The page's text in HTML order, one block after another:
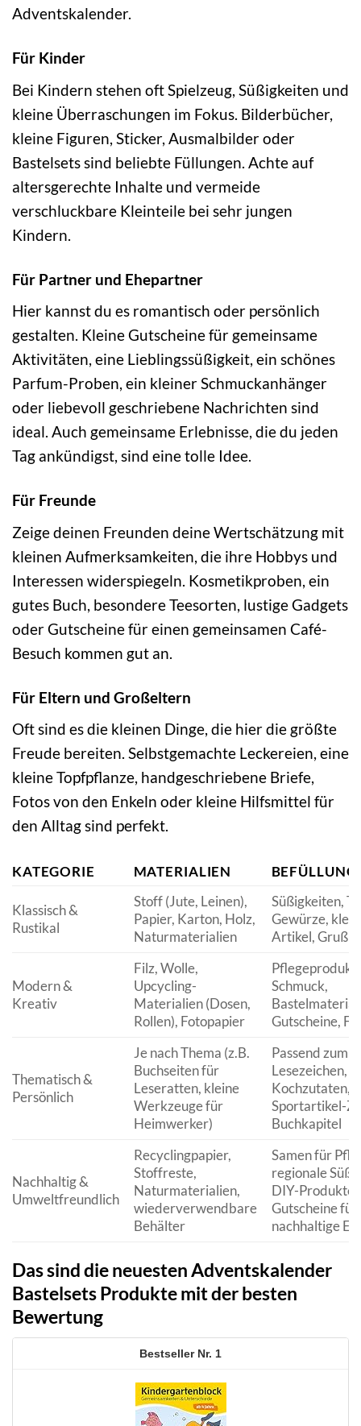
Adventskalender.
Für Kinder
Bei Kindern stehen oft Spielzeug, Süßigkeiten und
kleine Überraschungen im Fokus. Bilderbücher,
kleine Figuren, Sticker, Ausmalbilder oder
Bastelsets sind beliebte Füllungen. Achte auf
altersgerechte Inhalte und vermeide
verschluckbare Kleinteile bei sehr jungen
Kindern.
Für Partner und Ehepartner
Hier kannst du es romantisch oder persönlich
gestalten. Kleine Gutscheine für gemeinsame
Aktivitäten, eine Lieblingssüßigkeit, ein schönes
Parfum-Proben, ein kleiner Schmuckanhänger
oder liebevoll geschriebene Nachrichten sind
ideal. Auch gemeinsame Erlebnisse, die du jeden
Tag ankündigst, sind eine tolle Idee.
Für Freunde
Zeige deinen Freunden deine Wertschätzung mit
kleinen Aufmerksamkeiten, die ihre Hobbys und
Interessen widerspiegeln. Kosmetikproben, ein
gutes Buch, besondere Teesorten, lustige Gadgets
oder Gutscheine für einen gemeinsamen Café-
Besuch kommen gut an.
Für Eltern und Großeltern
Oft sind es die kleinen Dinge, die hier die größte
Freude bereiten. Selbstgemachte Leckereien, eine
kleine Topfpflanze, handgeschriebene Briefe,
Fotos von den Enkeln oder kleine Hilfsmittel für
den Alltag sind perfekt.
KATEGORIE MATERIALIEN
Klassisch &
Rustikal
Stoff (Jute, Leinen),
Papier, Karton, Holz,
Naturmaterialien
Süßigkeiten,
Gewürze,
Artikel,
Modern &
Kreativ
Filz, Wolle,
Upcycling-
Materialien (Dosen,
Rollen), Fotopapier
Schmuck,
Gutscheine,
Thematisch &
Persönlich
Je nach Thema (z.B.
Buchseiten für
Leseratten, kleine
Werkzeuge für
Heimwerker)
Passend zum
Lesezeichen,
Kochzutaten,
Sportartikel-
Buchkapitel
Nachhaltig &
Umweltfreundlich
Recyclingpapier,
Stoffreste,
Naturmaterialien,
wiederverwendbare
Behälter
Samen für
regionale
DIY-Produkte,
Gutscheine für
nachhaltige
Das sind die neuesten Adventskalender
Bastelsets Produkte mit der besten
Bewertung
1